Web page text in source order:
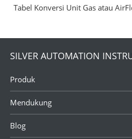
Tabel Konversi Unit Gas atau
SILVER AUTOMATION
Produk
Mendukung
Blog